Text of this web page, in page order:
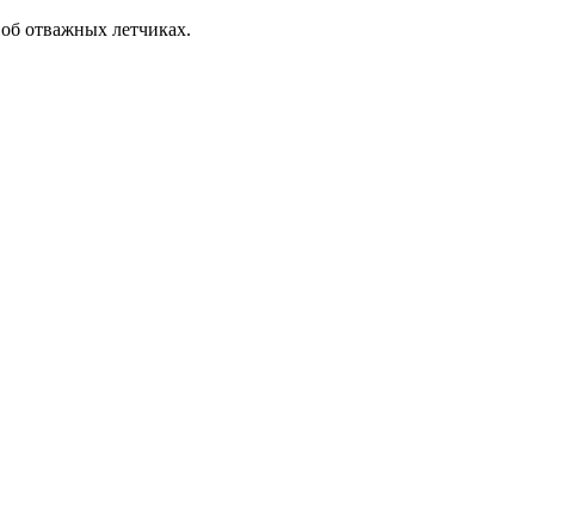
об отважных летчиках.